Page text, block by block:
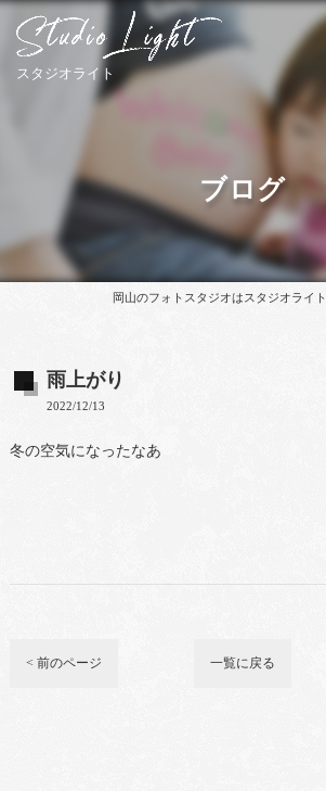
ブログ
岡山のフォトスタジオはスタジオライト
雨上がり
2022/12/13
冬の空気になったなあ
< 前のページ 一覧に戻る